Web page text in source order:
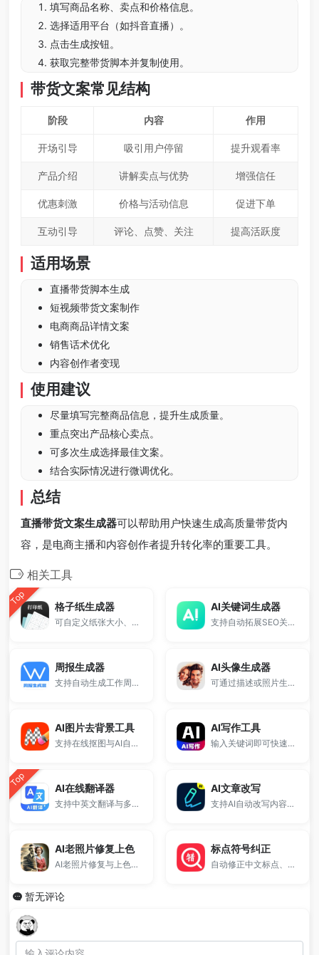
填写商品名称、卖点和价格信息。
选择适用平台（如抖音直播）。
点击生成按钮。
获取完整带货脚本并复制使用。
带货文案常见结构
阶段 内容 作用
开场引导 吸引用户停留 提升观看率
产品介绍 讲解卖点与优势 增强信任
优惠刺激 价格与活动信息 促进下单
互动引导 评论、点赞、关注 提高活跃度
适用场景
直播带货脚本生成
短视频带货文案制作
电商商品详情文案
销售话术优化
内容创作者变现
使用建议
尽量填写完整商品信息，提升生成质量。
重点突出产品核心卖点。
可多次生成选择最佳文案。
结合实际情况进行微调优化。
总结
直播带货文案生成器可以帮助用户快速生成高质量带货内
容，是电商主播和内容创作者提升转化率的重要工具。
相关工具
Top 格子纸生成器
可自定义纸张大小、格子尺寸和颜色，一键生成并打印，适用于练字、绘图、数学学习和课堂教学。
AI关键词生成器
支持自动拓展SEO关键词与长尾关键词，帮助网站优化标题与内容布局。
周报生成器
支持自动生成工作周报与日报内容，提供标准模板与AI优化结构。
AI头像生成器
可通过描述或照片生成高质量人物头像，支持多种风格与尺寸，适用于社交头像、个人形象展示等场景，简单高效，免费使用。
AI图片去背景工具
支持在线抠图与AI自动去除图片背景，一键生成透明背景图片。
AI写作工具
输入关键词即可快速生成标题、关键词和完整正文，适用于网站优化、内容创作和站群运营，提升写作效率无需下载。
Top AI在线翻译器
支持中英文翻译与多语言互译，提供快速准确的翻译结果。
AI文章改写
支持AI自动改写内容与段落重写，提升表达质量与原创度。
AI老照片修复上色
AI老照片修复与上色工具，支持在线修复模糊、破损、低清晰度的老照片，并可为黑白照片智能上色，还原人物与场景细节。
标点符号纠正
自动修正中文标点、断句优化和文本标点规范处理，适用于文章写作、口语转写、文案编辑等场景，一键优化标点格式，免费在线使用。
暂无评论